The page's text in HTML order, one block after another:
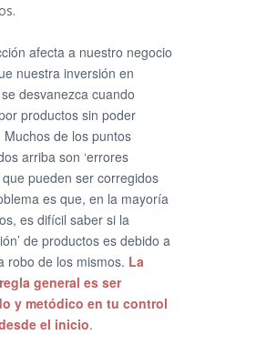
afecta a nuestro negocio
nuestra inversión en
desvanezca cuando
productos sin poder
Muchos de los puntos
arriba son ‘errores
que pueden ser corregidos
es que, en la mayoría
es difícil saber si la
de productos es debido a
robo de los mismos. La
general es ser
y metódico en tu control
el inicio.